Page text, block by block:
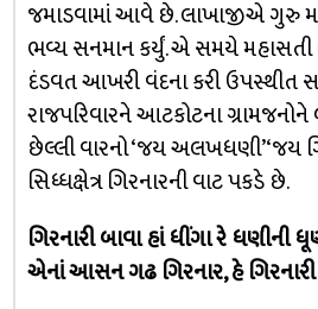
જમાડવામાં આવે છે. લાખાજીએ ગુરુ
ભવ્ય સનમાન કર્યું. એ સમયે
દંડવત આખરી વંદના કરી ઉપસ્થીત
રાજપરિવારને આટકોટના ગ્રામજનોને
છેલ્લી વારનો ‘જય અલખધણી’ ‘જય
સિધ્ધક્ષેત્ર ગિરનારની વાટ પકડે છે.
ગિરનારી બાવા હાં ધીંગા રે ધણીની
એનાં આસન ગઢ ગિરનાર, હે